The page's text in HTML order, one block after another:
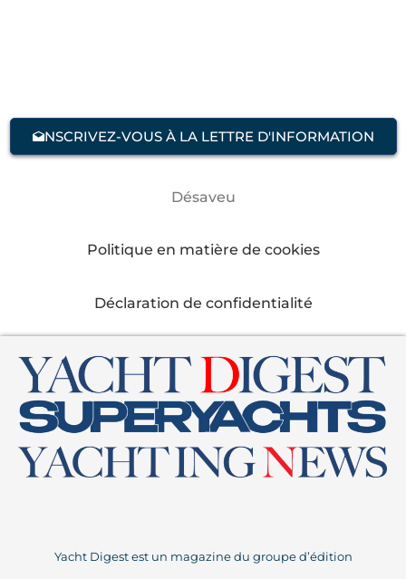
NSCRIVEZ-VOUS À LA LETTRE D'INFORMATION
Désaveu
Politique en matière de cookies
Déclaration de confidentialité
Yacht Digest est un magazine du groupe d’édition